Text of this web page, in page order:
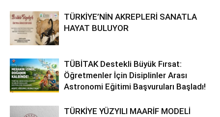
TÜRKİYE’NİN AKREPLERİ SANATLA
HAYAT BULUYOR
TÜBİTAK Destekli Büyük Fırsat:
Öğretmenler İçin Disiplinler Arası
Astronomi Eğitimi Başvuruları Başladı!
TÜRKİYE YÜZYILI MAARİF MODELİ